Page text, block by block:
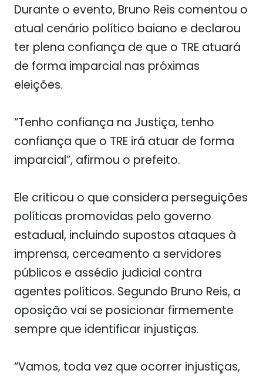
Durante o evento, Bruno Reis comentou o
atual cenário político baiano e declarou
ter plena confiança de que o TRE atuará
de forma imparcial nas próximas
eleições.
“Tenho confiança na Justiça, tenho
confiança que o TRE irá atuar de forma
imparcial”, afirmou o prefeito.
Ele criticou o que considera perseguições
políticas promovidas pelo governo
estadual, incluindo supostos ataques à
imprensa, cerceamento a servidores
públicos e assédio judicial contra
agentes políticos. Segundo Bruno Reis, a
oposição vai se posicionar firmemente
sempre que identificar injustiças.
“Vamos, toda vez que ocorrer injustiças,